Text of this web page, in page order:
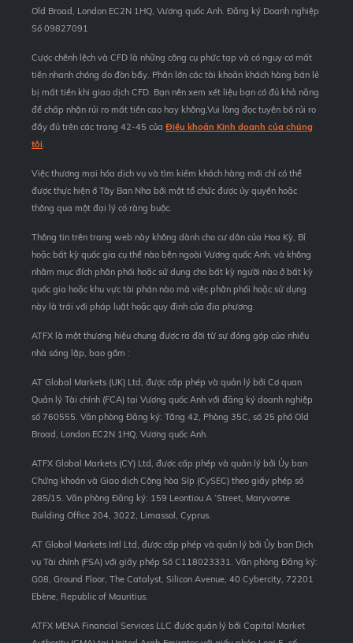
Old Broad, London EC2N 1HQ, Vương quốc Anh. Đăng ký Doanh nghiệp
Số 09827091
Cược chênh lệch và CFD là những công cụ phức tạp và có nguy cơ mất
tiền nhanh chóng do đòn bẩy. Phần lớn các tài khoản khách hàng bán lẻ
bị mất tiền khi giao dịch CFD. Bạn nên xem xét liệu bạn có đủ khả năng
để chấp nhận rủi ro mất tiền cao hay không.Vui lòng đọc tuyên bố rủi ro
đầy đủ trên các trang 42-45 của Điều khoản Kinh doanh của chúng
tôi
Việc thương mại hóa dịch vụ và tìm kiếm khách hàng mới chỉ có thể
được thực hiện ở Tây Ban Nha bởi một tổ chức được ủy quyền hoặc
thông qua một đại lý có ràng buộc.
Thông tin trên trang web này không dành cho cư dân của Hoa Kỳ, Bỉ
hoặc bất kỳ quốc gia cụ thể nào bên ngoài Vương quốc Anh, và không
nhằm mục đích phân phối hoặc sử dụng cho bất kỳ người nào ở bất kỳ
quốc gia hoặc khu vực tài phán nào mà việc phân phối hoặc sử dụng
này là trái với pháp luật hoặc quy định của địa phương.
ATFX là một thương hiệu chung được ra đời từ sự đóng góp của nhiều
nhà sáng lập, bao gồm :
AT Global Markets (UK) Ltd, được cấp phép và quản lý bởi Cơ quan
Quản lý Tài chính (FCA) tại Vương quốc Anh với đăng ký doanh nghiệp
số 760555. Văn phòng Đăng ký: Tầng 42, Phòng 35C, số 25 phố Old
Broad, London EC2N 1HQ, Vương quốc Anh.
ATFX Global Markets (CY) Ltd, được cấp phép và quản lý bởi Ủy ban
Chứng khoán và Giao dịch Cộng hòa Síp (CySEC) theo giấy phép số
285/15. Văn phòng Đăng ký: 159 Leontiou A ‘Street, Maryvonne
Building Office 204, 3022, Limassol, Cyprus.
AT Global Markets Intl Ltd, được cấp phép và quản lý bởi Ủy ban Dịch
vụ Tài chính (FSA) với giấy phép Số C118023331. Văn phòng Đăng ký:
G08, Ground Floor, The Catalyst, Silicon Avenue, 40 Cybercity, 72201
Ebène, Republic of Mauritius.
ATFX MENA Financial Services LLC được quản lý bởi Capital Market